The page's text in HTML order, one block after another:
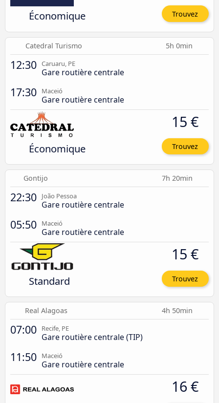
Économique Trouvez
Catedral Turismo 5h 0min
12:30 Caruaru, PE
Gare routière centrale
17:30 Maceió
Gare routière centrale
Économique
15 €
Trouvez
Gontijo 7h 20min
22:30 João Pessoa
Gare routière centrale
05:50 Maceió
Gare routière centrale
Standard
15 €
Trouvez
Real Alagoas 4h 50min
07:00 Recife, PE
Gare routière centrale (TIP)
11:50 Maceió
Gare routière centrale
16 €